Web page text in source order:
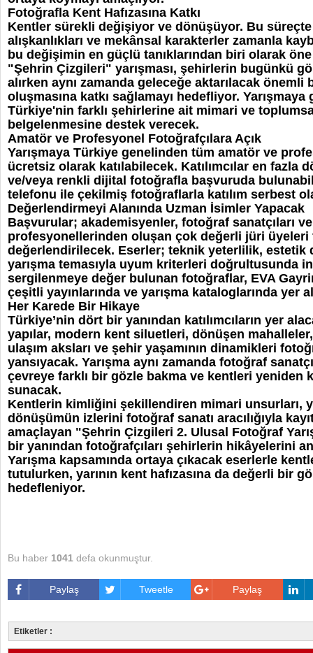
Fotoğrafla Kent Hafızasına Katkı
Kentler sürekli değişiyor ve dönüşüyor. Bu süreçte
alışkanlıkları ve mekânsal karakterler zamanla
bu değişimin en güçlü tanıklarından biri olarak öne
"Şehrin Çizgileri" yarışması, şehirlerin bugünkü
alırken aynı zamanda geleceğe aktarılacak
oluşmasına katkı sağlamayı hedefliyor.
Türkiye'nin farklı şehirlerine ait mimari ve
belgelenmesine destek verecek.
Amatör ve Profesyonel Fotoğrafçılara Açık
Yarışmaya Türkiye genelinden tüm amatör ve
ücretsiz olarak katılabilecek. Katılımcılar en fazla
ve/veya renkli dijital fotoğrafla başvuruda
telefonu ile çekilmiş fotoğraflarla katılım serbest
Değerlendirmeyi Alanında Uzman İsimler Yapacak
Başvurular; akademisyenler, fotoğraf sanatçıları
profesyonellerinden oluşan çok değerli jüri üyeleri
değerlendirilecek. Eserler; teknik yeterlilik, estetik
yarışma temasıyla uyum kriterleri doğrultusunda
sergilenmeye değer bulunan fotoğraflar, EVA
çeşitli yayınlarında ve yarışma kataloglarında yer
Her Karede Bir Hikaye
Türkiye’nin dört bir yanından katılımcıların yer
yapılar, modern kent siluetleri, dönüşen
ulaşım aksları ve şehir yaşamının dinamikleri
yansıyacak. Yarışma aynı zamanda fotoğraf
çevreye farklı bir gözle bakma ve kentleri yeniden
sunacak.
Kentlerin kimliğini şekillendiren mimari unsurları,
dönüşümün izlerini fotoğraf sanatı aracılığıyla
amaçlayan "Şehrin Çizgileri 2. Ulusal Fotoğraf
bir yanından fotoğrafçıları şehirlerin hikâyelerini
Yarışma kapsamında ortaya çıkacak eserlerle
tutulurken, yarının kent hafızasına da değerli bir
hedefleniyor.
Bu haber 1041 defa okunmuştur.
Paylaş Tweetle Paylaş
Etiketler :